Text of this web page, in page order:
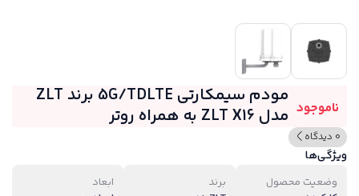
ناموجود
مودم سیمکارتی 5G/TDLTE برند ZLT
مدل ZLT X16 به همراه روتر
0 دیدگاه
ویژگی‌ها
وضعیت محصول
برند
ابعاد